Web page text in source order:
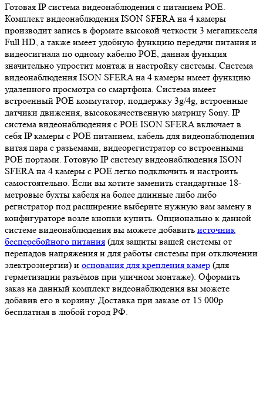
Готовая IP система видеонаблюдения с питанием POE.
Комплект видеонаблюдения ISON SFERA на 4 камеры
производит запись в формате высокой четкости 3 мегапикселя
Full HD, а также имеет удобную функцию передачи питания и
видеосигнала по одному кабелю POE, данная функция
значительно упростит монтаж и настройку системы. Система
видеонаблюдения ISON SFERA на 4 камеры имеет функцию
удаленного просмотра со смартфона. Система имеет
встроенный POE коммутатор, поддержку 3g/4g, встроенные
датчики движения, высококачественную матрицу Sony. IP
система видеонаблюдения с POE ISON SFERA включает в
себя IP камеры с POE питанием, кабель для видеонаблюдения
витая пара с разъемами, видеорегистратор со встроенными
POE портами. Готовую IP систему видеонаблюдения ISON
SFERA на 4 камеры с POE легко подключить и настроить
самостоятельно. Если вы хотите заменить стандартные 18-
метровые бухты кабеля на более длинные либо либо
регистратор под расширение выберите нужную вам замену в
конфигураторе возле кнопки купить. Опционально к данной
системе видеонаблюдения вы можете добавить источник
бесперебойного питания (для защиты вашей системы от
перепадов напряжения и для работы системы при отключении
электроэнергии) и основания для крепления камер (для
герметизации разъёмов при уличном монтаже). Оформить
заказ на данный комплект видеонаблюдения вы можете
добавив его в корзину. Доставка при заказе от 15 000р
бесплатная в любой город РФ.